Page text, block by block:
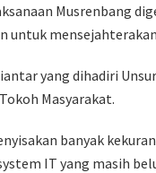
Musrenbang
untuk
yang dihadiri
Masyarakat.
banyak
IT yang masih